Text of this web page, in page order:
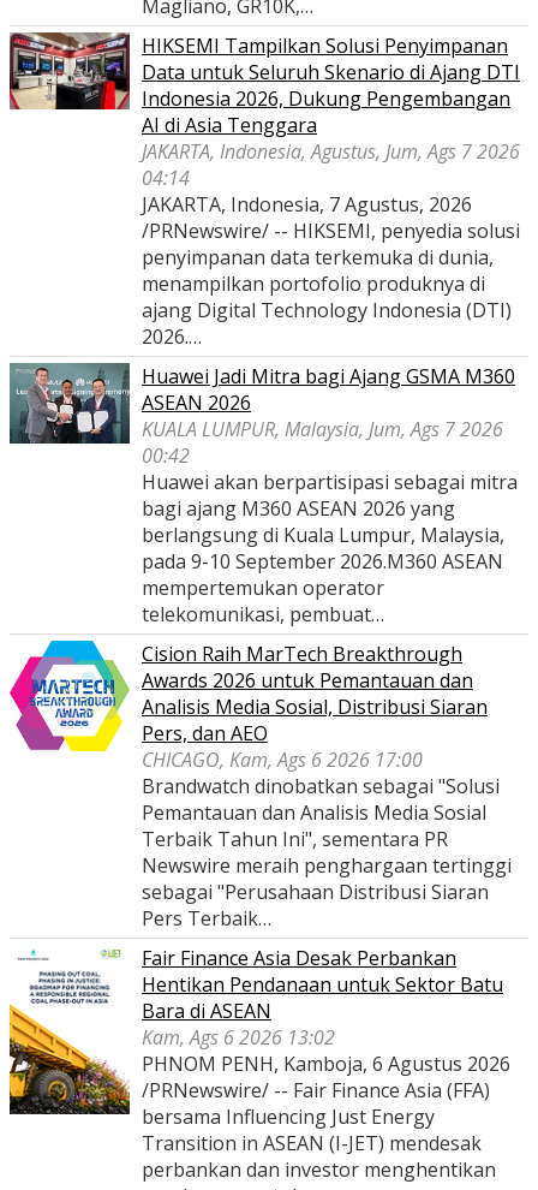
Magliano, GR10K,…
HIKSEMI Tampilkan Solusi Penyimpanan
Data untuk Seluruh Skenario di Ajang DTI
Indonesia 2026, Dukung Pengembangan
AI di Asia Tenggara
JAKARTA, Indonesia, Agustus, Jum, Ags 7 2026
04:14
JAKARTA, Indonesia, 7 Agustus, 2026
/PRNewswire/ -- HIKSEMI, penyedia solusi
penyimpanan data terkemuka di dunia,
menampilkan portofolio produknya di
ajang Digital Technology Indonesia (DTI)
2026.…
Huawei Jadi Mitra bagi Ajang GSMA M360
ASEAN 2026
KUALA LUMPUR, Malaysia, Jum, Ags 7 2026
00:42
Huawei akan berpartisipasi sebagai mitra
bagi ajang M360 ASEAN 2026 yang
berlangsung di Kuala Lumpur, Malaysia,
pada 9-10 September 2026.M360 ASEAN
mempertemukan operator
telekomunikasi, pembuat…
Cision Raih MarTech Breakthrough
Awards 2026 untuk Pemantauan dan
Analisis Media Sosial, Distribusi Siaran
Pers, dan AEO
CHICAGO, Kam, Ags 6 2026 17:00
Brandwatch dinobatkan sebagai "Solusi
Pemantauan dan Analisis Media Sosial
Terbaik Tahun Ini", sementara PR
Newswire meraih penghargaan tertinggi
sebagai "Perusahaan Distribusi Siaran
Pers Terbaik…
Fair Finance Asia Desak Perbankan
Hentikan Pendanaan untuk Sektor Batu
Bara di ASEAN
Kam, Ags 6 2026 13:02
PHNOM PENH, Kamboja, 6 Agustus 2026
/PRNewswire/ -- Fair Finance Asia (FFA)
bersama Influencing Just Energy
Transition in ASEAN (I-JET) mendesak
perbankan dan investor menghentikan